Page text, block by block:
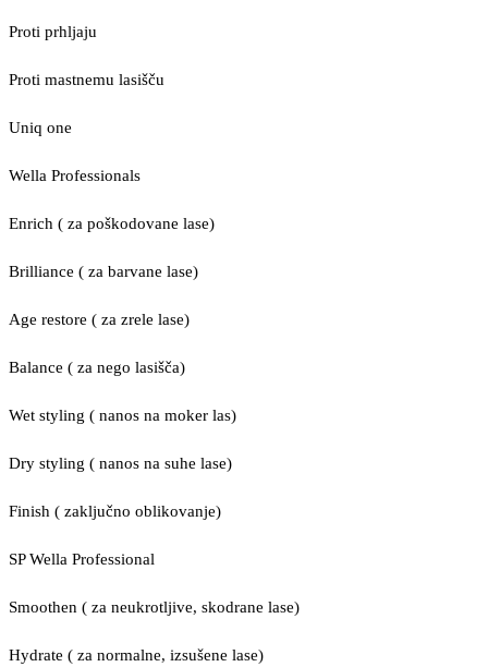
Proti prhljaju
Proti mastnemu lasišču
Uniq one
Wella Professionals
Enrich ( za poškodovane lase)
Brilliance ( za barvane lase)
Age restore ( za zrele lase)
Balance ( za nego lasišča)
Wet styling ( nanos na moker las)
Dry styling ( nanos na suhe lase)
Finish ( zaključno oblikovanje)
SP Wella Professional
Smoothen ( za neukrotljive, skodrane lase)
Hydrate ( za normalne, izsušene lase)